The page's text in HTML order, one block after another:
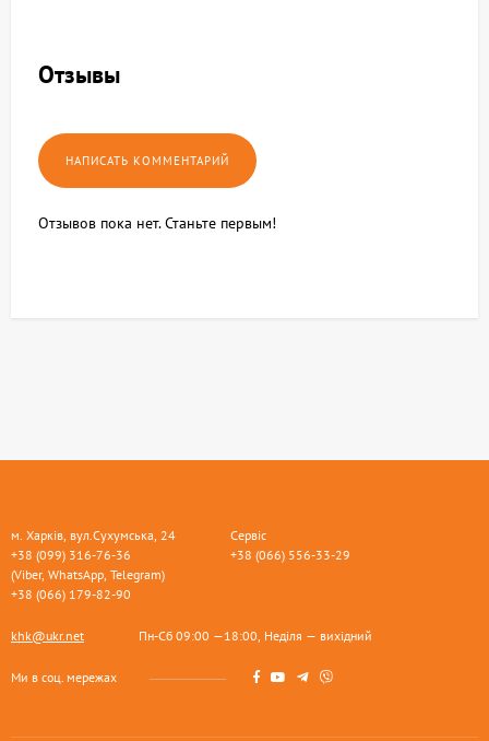
Отзывы
Отзывов пока нет. Станьте первым!
м. Харків, вул.Сухумська, 24
+38 (099) 316-76-36
(Viber, WhatsApp, Telegram)
+38 (066) 179-82-90
Сервіс
+38 (066) 556-33-29
khk@ukr.net Пн-Сб 09:00 —18:00, Неділя — вихідний
Ми в соц. мережах